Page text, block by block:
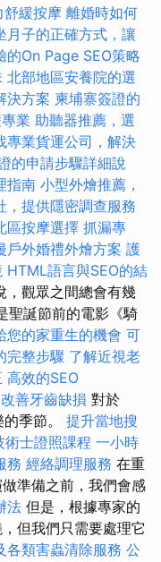
舒緩按摩 離婚時如何
月子的正確方式，讓
的On Page SEO策略
北部地區安養院的選
決方案 柬埔寨簽證的
業 助聽器推薦，選
專業貨運公司，解決
的申請步驟詳細說
指南 小型外燴推薦，
，提供隱密調查服務
區按摩選擇 抓漏專
戶外婚禮外燴方案 護
HTML語言與SEO的結
，觀眾之間總會有幾
聖誕節前的電影《騎
您的家重生的機會 可
完整步驟 了解近視老
高效的SEO
善牙齒缺損 對於
季節。 提升當地搜
術士證照課程 一小時
務 經絡調理服務 在重
準備之前，我們會感
法 但是，根據專家的
但我們只需要處理它
各類害蟲清除服務 公